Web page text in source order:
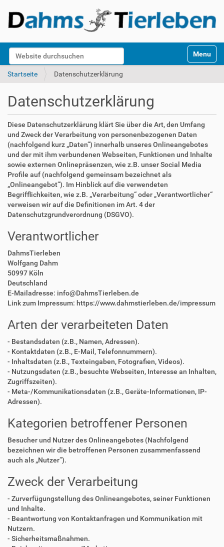
Website durchsuchen
k
Toggle
Startseite Datenschutzerklärung
Datenschutzerklärung
Diese Datenschutzerklärung klärt Sie über die Art, den Umfang
und Zweck der Verarbeitung von personenbezogenen Daten
(nachfolgend kurz „Daten“) innerhalb unseres Onlineangebotes
und der mit ihm verbundenen Webseiten, Funktionen und Inhalte
sowie externen Onlinepräsenzen, wie z.B. unser Social Media
Profile auf (nachfolgend gemeinsam bezeichnet als
„Onlineangebot“). Im Hinblick auf die verwendeten
Begrifflichkeiten, wie z.B. „Verarbeitung“ oder „Verantwortlicher“
verweisen wir auf die Definitionen im Art. 4 der
Datenschutzgrundverordnung (DSGVO).
Verantwortlicher
DahmsTierleben
Wolfgang Dahm
50997 Köln
Deutschland
E-Mailadresse: info@DahmsTierleben.de
Link zum Impressum: https://www.dahmstierleben.de/impressum
Arten der verarbeiteten Daten
- Bestandsdaten (z.B., Namen, Adressen).
- Kontaktdaten (z.B., E-Mail, Telefonnummern).
- Inhaltsdaten (z.B., Texteingaben, Fotografien, Videos).
- Nutzungsdaten (z.B., besuchte Webseiten, Interesse an Inhalten,
Zugriffszeiten).
- Meta-/Kommunikationsdaten (z.B., Geräte-Informationen, IP-
Adressen).
Kategorien betroffener Personen
Besucher und Nutzer des Onlineangebotes (Nachfolgend
bezeichnen wir die betroffenen Personen zusammenfassend
auch als „Nutzer“).
Zweck der Verarbeitung
- Zurverfügungstellung des Onlineangebotes, seiner Funktionen
und Inhalte.
- Beantwortung von Kontaktanfragen und Kommunikation mit
Nutzern.
- Sicherheitsmaßnahmen.